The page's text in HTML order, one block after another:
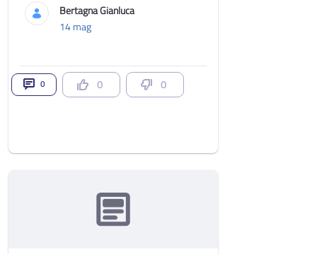
Bertagna Gianluca
14 mag
0 0 0